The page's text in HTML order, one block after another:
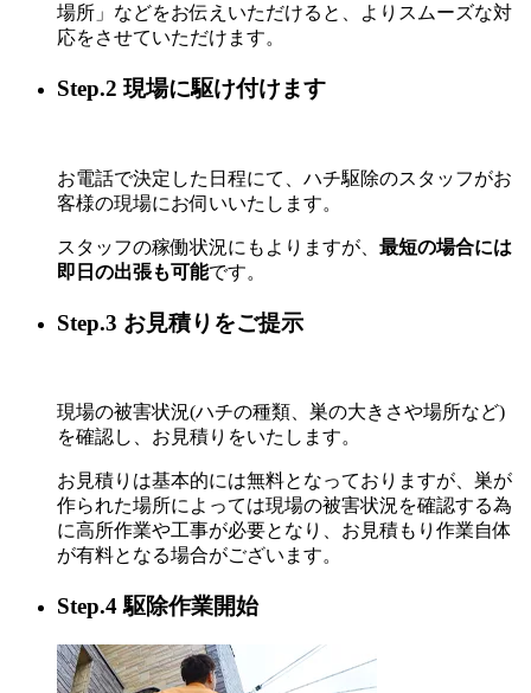
場所」などをお伝えいただけると、よりスムーズな対
応をさせていただけます。
Step.2 現場に駆け付けます
お電話で決定した日程にて、ハチ駆除のスタッフがお
客様の現場にお伺いいたします。
スタッフの稼働状況にもよりますが、 最短の場合には
即日の出張も可能です。
Step.3 お見積りをご提示
現場の被害状況(ハチの種類、巣の大きさや場所など)
を確認し、お見積りをいたします。
お見積りは基本的には無料となっておりますが、巣が
作られた場所によっては現場の被害状況を確認する為
に高所作業や工事が必要となり、お見積もり作業自体
が有料となる場合がございます。
Step.4 駆除作業開始